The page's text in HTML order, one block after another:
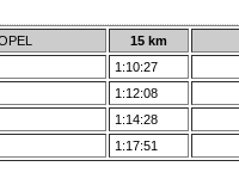
15 km
1:10:27
1:12:08
1:14:28
1:17:51